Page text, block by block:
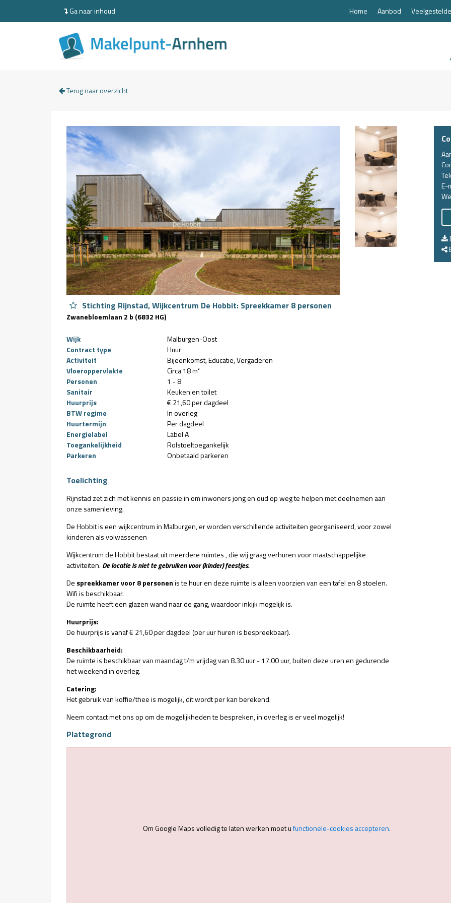
Ga naar inhoud Home Aanbod
Terug naar overzicht
Stichting Rijnstad, Wijkcentrum De Hobbit: Spreekkamer 8 personen
Zwanebloemlaan 2 b (6832 HG)
Wijk
Malburgen-Oost
Contract type
Huur
Activiteit
Bijeenkomst Educatie Vergaderen
Vloeroppervlakte
Circa 18 m²
Personen
1 - 8
Sanitair
Keuken en toilet
Huurprijs
€ 21,60 per dagdeel
BTW regime
In overleg
Huurtermijn
Per dagdeel
Energielabel
Label A
Toegankelijkheid
Rolstoeltoegankelijk
Parkeren
Onbetaald parkeren
Toelichting
Rijnstad zet zich met kennis en passie in om inwoners jong en oud op weg te helpen met deelnemen aan
onze samenleving.
De Hobbit is een wijkcentrum in Malburgen, er worden verschillende activiteiten georganiseerd, voor zowel
kinderen als volwassenen
Wijkcentrum de Hobbit bestaat uit meerdere ruimtes , die wij graag verhuren voor maatschappelijke
activiteiten. De locatie is niet te gebruiken voor (kinder) feestjes.
De spreekkamer voor 8 personenis te huur en deze ruimte is alleen voorzien van een tafel en 8 stoelen.
Wifi is beschikbaar.
De ruimte heeft een glazen wand naar de gang, waardoor inkijk mogelijk is.
Huurprijs:
De huurprijs is vanaf € 21,60 per dagdeel (per uur huren is bespreekbaar).
Beschikbaarheid:
De ruimte is beschikbaar van maandag t/m vrijdag van 8.30 uur - 17.00 uur, buiten deze uren en gedurende
het weekend in overleg.
Catering:
Het gebruik van koffie/thee is mogelijk, dit wordt per kan berekend.
Neem contact met ons op om de mogelijkheden te bespreken, in overleg is er veel mogelijk!
Plattegrond
Om Google Maps volledig te laten werken moet ufunctionele-cookies accepteren.
E-